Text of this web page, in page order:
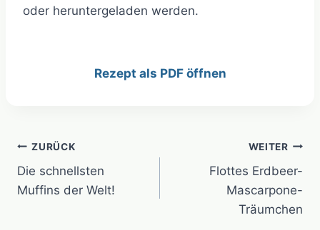
oder heruntergeladen werden.
Rezept als PDF öffnen
Beitragsnavigation
ZURÜCK
Die schnellsten
Muffins der Welt!
WEITER
Flottes Erdbeer-
Mascarpone-
Träumchen